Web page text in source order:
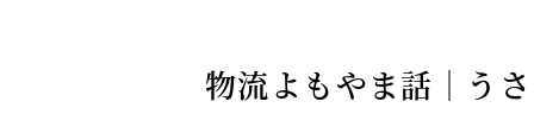
物流よもやま話｜う